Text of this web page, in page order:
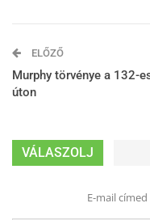
ELŐZŐ
Murphy törvénye a 132-
úton
VÁLASZOLJ
E-mail